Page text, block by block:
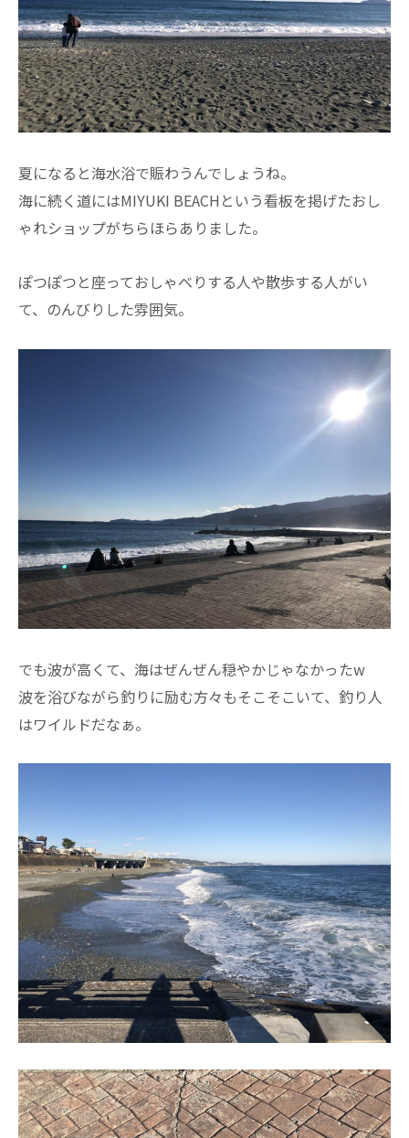
夏になると海水浴で賑わうんでしょうね。
海に続く道にはMIYUKI BEACHという看板を掲げたおし
ゃれショップがちらほらありました。
ぽつぽつと座っておしゃべりする人や散歩する人がい
て、のんびりした雰囲気。
でも波が高くて、海はぜんぜん穏やかじゃなかったw
波を浴びながら釣りに励む方々もそこそこいて、釣り人
はワイルドだなぁ。